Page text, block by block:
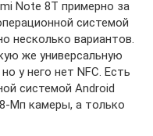
Note 8T примерно за
системой
несколько вариантов.
же универсальную
у него нет NFC. Есть
системой Android
Мп камеры, а только